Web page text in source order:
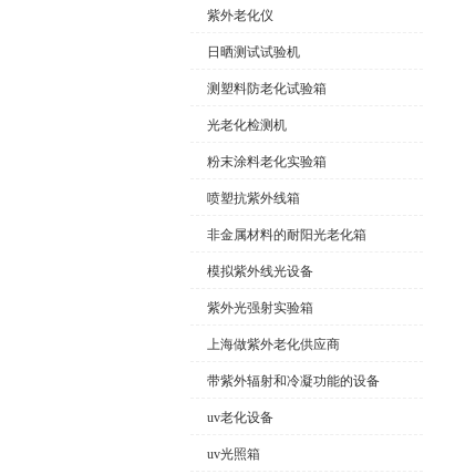
紫外老化仪
日晒测试试验机
测塑料防老化试验箱
光老化检测机
粉末涂料老化实验箱
喷塑抗紫外线箱
非金属材料的耐阳光老化箱
模拟紫外线光设备
紫外光强射实验箱
上海做紫外老化供应商
带紫外辐射和冷凝功能的设备
uv老化设备
uv光照箱